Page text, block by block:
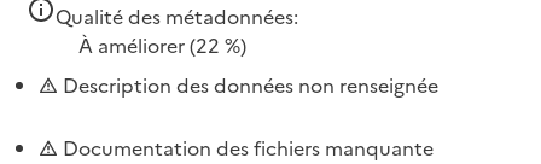
Qualité des métadonnées:
À améliorer(22 %)
Description des données non renseignée
Documentation des fichiers manquante